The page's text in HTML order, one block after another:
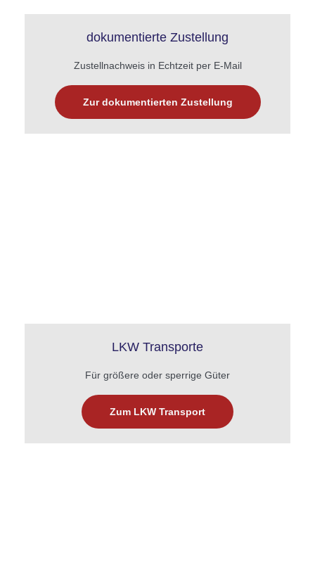
dokumentierte Zustellung
Zustellnachweis in Echtzeit per E-Mail
Zur dokumentierten Zustellung
LKW Transporte
Für größere oder sperrige Güter
Zum LKW Transport